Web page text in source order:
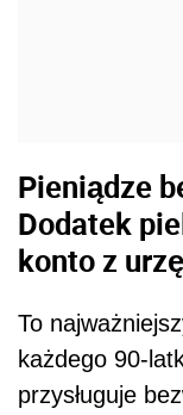
Pieniądze
Dodatek
konto z
To
każdego 90-
przysługuje